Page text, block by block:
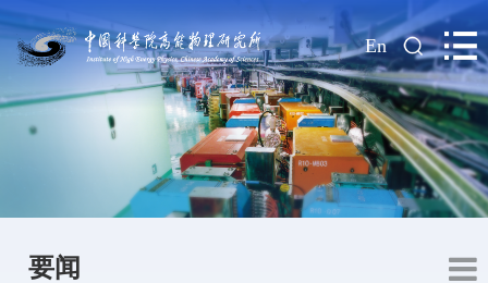
| En
要闻